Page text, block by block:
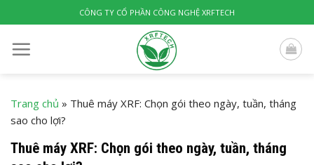
to
content
CÔNG TY CỔ PHẦN CÔNG NGHỆ XRFTECH
Trang chủ » Thuê máy XRF: Chọn gói theo ngày, tuần, tháng
sao cho lợi?
Thuê máy XRF: Chọn gói theo ngày, tuần, tháng